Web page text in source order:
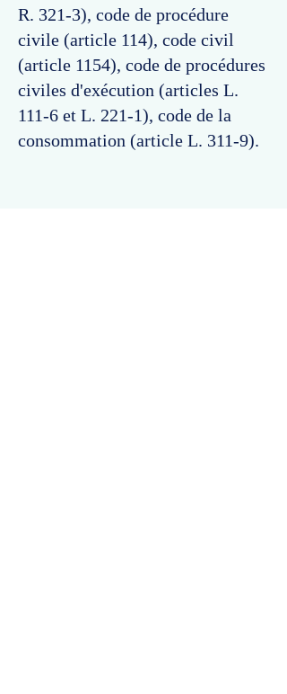
R. 321-3), code de procédure
civile (article 114), code civil
(article 1154), code de procédures
civiles d'exécution (articles L.
111-6 et L. 221-1), code de la
consommation (article L. 311-9).